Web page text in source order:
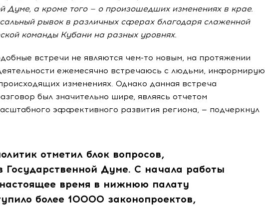
Думе, а кроме того — о произошедших изменениях в крае.
рывок в различных сферах благодаря слаженной
команды Кубани на разных уровнях.
встречи не являются чем-то новым, на протяжении
ежемесячно встречаюсь с людьми, информирую
изменениях. Однако данная встреча
был значительно шире, являясь отчетом
эффективного развития региона, — подчеркнул
отметил блок вопросов,
Государственной Думе. С начала работы
время в нижнюю палату
более 10000 законопроектов,